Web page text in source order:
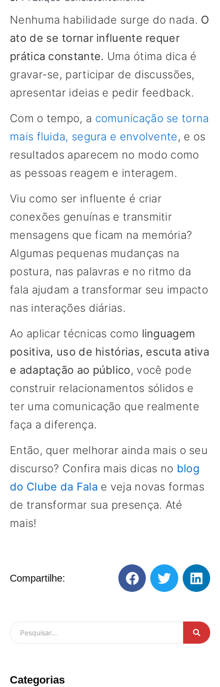
Nenhuma habilidade surge do nada. O
ato de se tornar influente requer
prática constante. Uma ótima dica é
gravar-se, participar de discussões,
apresentar ideias e pedir feedback.
Com o tempo, a comunicação se torna
mais fluida, segura e envolvente, e os
resultados aparecem no modo como
as pessoas reagem e interagem.
Viu como ser influente é criar
conexões genuínas e transmitir
mensagens que ficam na memória?
Algumas pequenas mudanças na
postura, nas palavras e no ritmo da
fala ajudam a transformar seu impacto
nas interações diárias.
Ao aplicar técnicas como linguagem
positiva, uso de histórias, escuta ativa
e adaptação ao público, você pode
construir relacionamentos sólidos e
ter uma comunicação que realmente
faça a diferença.
Então, quer melhorar ainda mais o seu
discurso? Confira mais dicas no blog
do Clube da Fala e veja novas formas
de transformar sua presença. Até
mais!
Compartilhe:
Categorias